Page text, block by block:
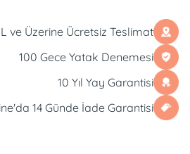
ve Üzerine Ücretsiz Teslimat
100 Gece Yatak Denemesi
10 Yıl Yay Garantisi
14 Günde İade Garantisi